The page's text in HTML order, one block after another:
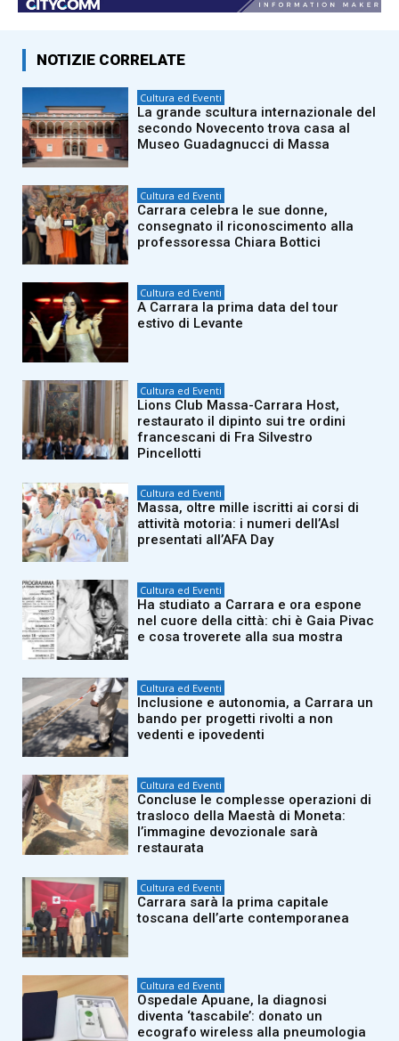
NOTIZIE CORRELATE
Cultura ed Eventi
La grande scultura internazionale del
secondo Novecento trova casa al
Museo Guadagnucci di Massa
Cultura ed Eventi
Carrara celebra le sue donne,
consegnato il riconoscimento alla
professoressa Chiara Bottici
Cultura ed Eventi
A Carrara la prima data del tour
estivo di Levante
Cultura ed Eventi
Lions Club Massa-Carrara Host,
restaurato il dipinto sui tre ordini
francescani di Fra Silvestro
Pincellotti
Cultura ed Eventi
Massa, oltre mille iscritti ai corsi di
attività motoria: i numeri dell’Asl
presentati all’AFA Day
Cultura ed Eventi
Ha studiato a Carrara e ora espone
nel cuore della città: chi è Gaia Pivac
e cosa troverete alla sua mostra
Cultura ed Eventi
Inclusione e autonomia, a Carrara un
bando per progetti rivolti a non
vedenti e ipovedenti
Cultura ed Eventi
Concluse le complesse operazioni di
trasloco della Maestà di Moneta:
l’immagine devozionale sarà
restaurata
Cultura ed Eventi
Carrara sarà la prima capitale
toscana dell’arte contemporanea
Cultura ed Eventi
Ospedale Apuane, la diagnosi
diventa ‘tascabile’: donato un
ecografo wireless alla pneumologia